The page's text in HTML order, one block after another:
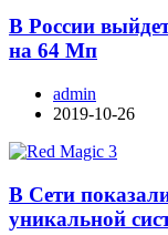
В России
на 64 Мп
admin
2019-10-26
В Сети
уникальной